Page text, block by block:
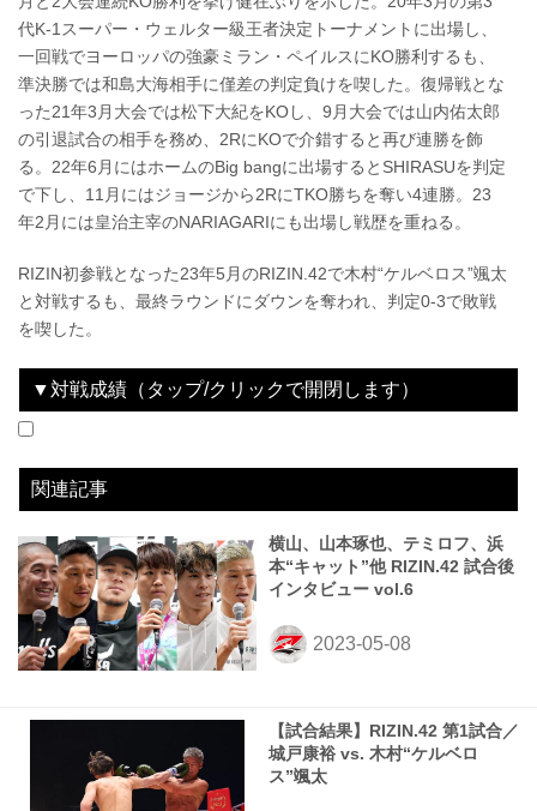
代K-1スーパー・ウェルター級王者決定トーナメントに出場し、
一回戦でヨーロッパの強豪ミラン・ペイルスにKO勝利するも、
準決勝では和島大海相手に僅差の判定負けを喫した。復帰戦とな
った21年3月大会では松下大紀をKOし、9月大会では山内佑太郎
の引退試合の相手を務め、2RにKOで介錯すると再び連勝を飾
る。22年6月にはホームのBig bangに出場するとSHIRASUを判定
で下し、11月にはジョージから2RにTKO勝ちを奪い4連勝。23
年2月には皇治主宰のNARIAGARIにも出場し戦歴を重ねる。
RIZIN初参戦となった23年5月のRIZIN.42で木村“ケルベロス”颯太
と対戦するも、最終ラウンドにダウンを奪われ、判定0-3で敗戦
を喫した。
▼対戦成績（タップ/クリックで開閉します）
関連記事
横山、山本琢也、テミロフ、浜
本“キャット”他 RIZIN.42 試合後
インタビュー vol.6
【試合結果】RIZIN.42 第1試合／
城戸康裕 vs. 木村“ケルベロ
ス”颯太